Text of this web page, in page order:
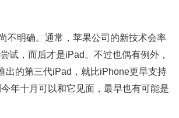
明确。通常，苹果公司的新技术会率
试，而后才是iPad。不过也偶有例外，
出的第三代iPad，就比iPhone更早支持
年十月可以和它见面，最早也有可能是